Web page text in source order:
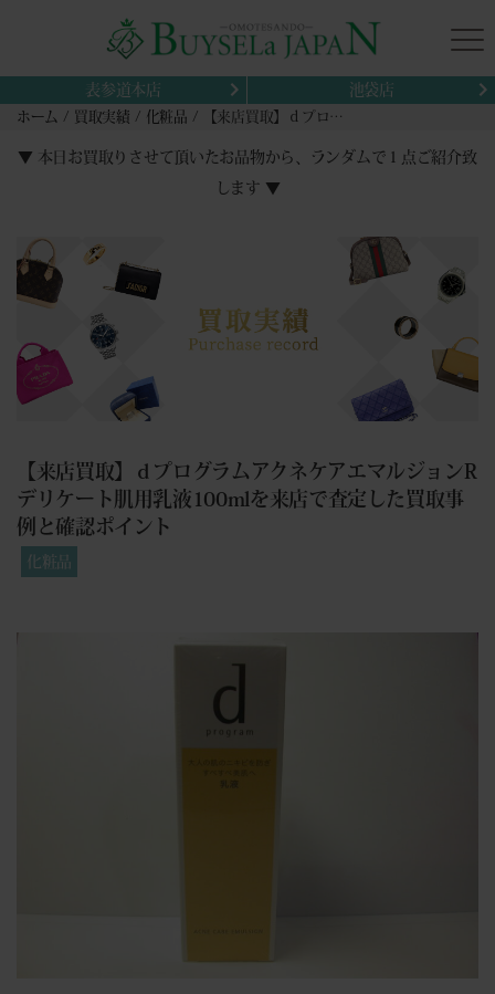
表参道本店 池袋店
ホーム 買取実績 化粧品 【来店買取】ｄプログラムアクネケアエマルジョンRデリケート肌用乳液100mlを来店で査定した買取事例と確認ポイント
▼ 本日お買取りさせて頂いたお品物から、ランダムで１点ご紹介致
します ▼
【来店買取】ｄプログラムアクネケアエマルジョンR
デリケート肌用乳液100mlを来店で査定した買取事
例と確認ポイント
化粧品